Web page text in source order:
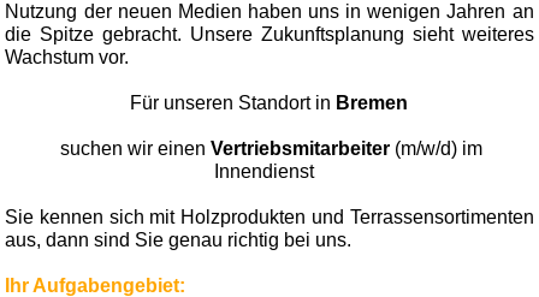
Nutzung der neuen Medien haben uns in wenigen Jahren an
die Spitze gebracht. Unsere Zukunftsplanung sieht weiteres
Wachstum vor.
Für unseren Standort in Bremen
suchen wir einen Vertriebsmitarbeiter (m/w/d) im
Innendienst
Sie kennen sich mit Holzprodukten und Terrassensortimenten
aus, dann sind Sie genau richtig bei uns.
Ihr Aufgabengebiet: